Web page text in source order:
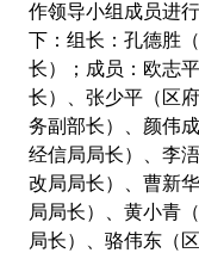
作领导小组成员进
下：组长：孔德胜
长）；成员：欧志
长）、张少平（区
务副部长）、颜伟
经信局局长）、李
改局局长）、曹新
局局长）、黄小青
局长）、骆伟东（